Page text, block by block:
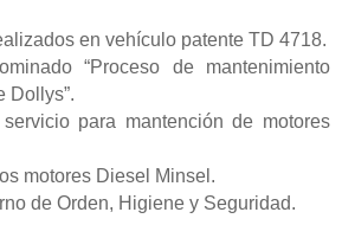
en vehículo patente TD 4718.
“Proceso de mantenimiento
Dollys”.
para mantención de motores
motores Diesel Minsel.
de Orden, Higiene y Seguridad.